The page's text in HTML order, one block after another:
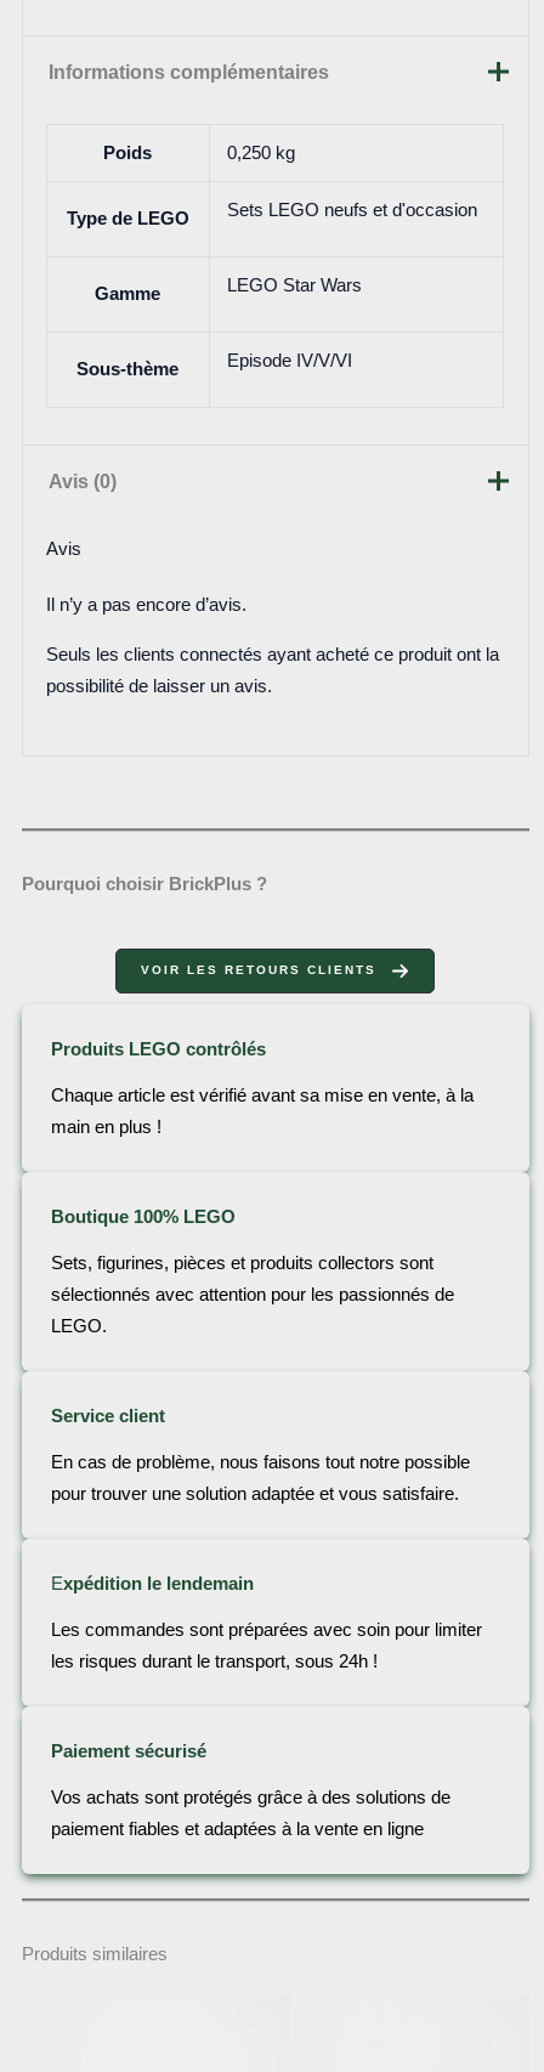
Informations complémentaires
Poids 0,250 kg
Type de LEGO Sets LEGO neufs et d'occasion
Gamme LEGO Star Wars
Sous-thème Episode IV/V/VI
Avis (0)
Avis
Il n’y a pas encore d’avis.
Seuls les clients connectés ayant acheté ce produit ont la
possibilité de laisser un avis.
Pourquoi choisir BrickPlus ?
VOIR LES RETOURS CLIENTS
Produits LEGO contrôlés
Chaque article est vérifié avant sa mise en vente, à la
main en plus !
Boutique 100% LEGO
Sets, figurines, pièces et produits collectors sont
sélectionnés avec attention pour les passionnés de
LEGO.
Service client
En cas de problème, nous faisons tout notre possible
pour trouver une solution adaptée et vous satisfaire.
Expédition le lendemain
Les commandes sont préparées avec soin pour limiter
les risques durant le transport, sous 24h !
Paiement sécurisé
Vos achats sont protégés grâce à des solutions de
paiement fiables et adaptées à la vente en ligne
Produits similaires